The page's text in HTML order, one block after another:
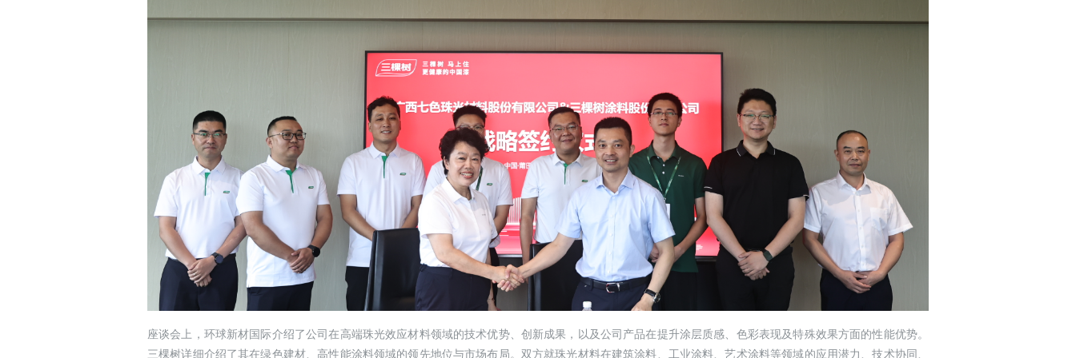
座谈会上，环球新材国际介绍了公司在高端珠光效应材料领域的技术优势、创新成果，以及公司产品在提升涂层质感、色彩表现及特殊效果方面的性能优势。
三棵树详细介绍了其在绿色建材、高性能涂料领域的领先地位与市场布局。双方就珠光材料在建筑涂料、工业涂料、艺术涂料等领域的应用潜力、技术协同、